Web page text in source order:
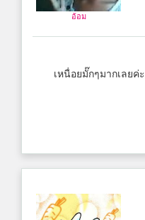
อ้อม
เหนื่อยมั๊กๆมากเลยค่ะ